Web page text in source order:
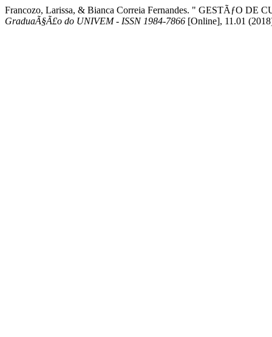
Francozo, Larissa, & Bianca Correia Fernandes. " GESTÃƒO DE
GraduaÃ§Ã£o do UNIVEM - ISSN 1984-7866 [Online], 11.01